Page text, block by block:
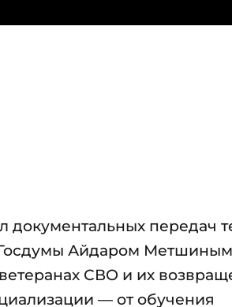
документальных передач
Госдумы Айдаром Метшиным
СВО и их
— от обучения